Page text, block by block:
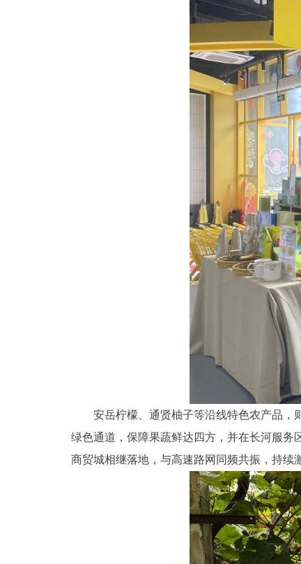
安岳柠檬、通贤柚子等沿线特色农产品，
绿色通道，保障果蔬鲜达四方，并在长河服务
商贸城相继落地，与高速路网同频共振，持续